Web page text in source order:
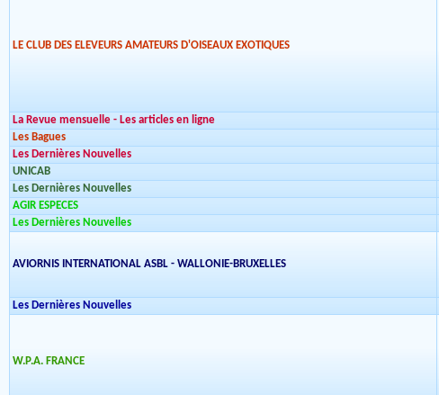
LE CLUB DES ELEVEURS AMATEURS D'OISEAUX EXOTIQUES
La Revue mensuelle - Les articles en ligne
Les Bagues
Les Dernières Nouvelles
UNICAB
Les Dernières Nouvelles
AGIR ESPECES
Les Dernières Nouvelles
AVIORNIS INTERNATIONAL ASBL - WALLONIE-BRUXELLES
Les Dernières Nouvelles
W.P.A. FRANCE